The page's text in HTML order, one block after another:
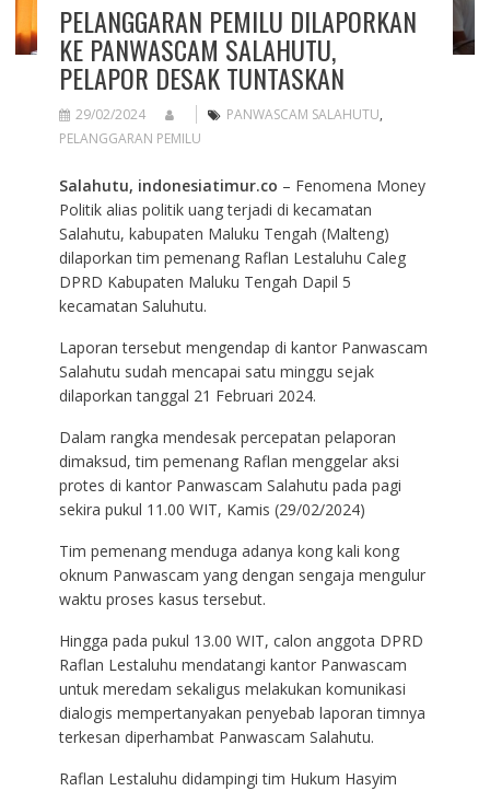
PELANGGARAN PEMILU DILAPORKAN
KE PANWASCAM SALAHUTU,
PELAPOR DESAK TUNTASKAN
29/02/2024 PANWASCAM SALAHUTU,
PELANGGARAN PEMILU
Salahutu, indonesiatimur.co – Fenomena Money
Politik alias politik uang terjadi di kecamatan
Salahutu, kabupaten Maluku Tengah (Malteng)
dilaporkan tim pemenang Raflan Lestaluhu Caleg
DPRD Kabupaten Maluku Tengah Dapil 5
kecamatan Saluhutu.
Laporan tersebut mengendap di kantor Panwascam
Salahutu sudah mencapai satu minggu sejak
dilaporkan tanggal 21 Februari 2024.
Dalam rangka mendesak percepatan pelaporan
dimaksud, tim pemenang Raflan menggelar aksi
protes di kantor Panwascam Salahutu pada pagi
sekira pukul 11.00 WIT, Kamis (29/02/2024)
Tim pemenang menduga adanya kong kali kong
oknum Panwascam yang dengan sengaja mengulur
waktu proses kasus tersebut.
Hingga pada pukul 13.00 WIT, calon anggota DPRD
Raflan Lestaluhu mendatangi kantor Panwascam
untuk meredam sekaligus melakukan komunikasi
dialogis mempertanyakan penyebab laporan timnya
terkesan diperhambat Panwascam Salahutu.
Raflan Lestaluhu didampingi tim Hukum Hasyim